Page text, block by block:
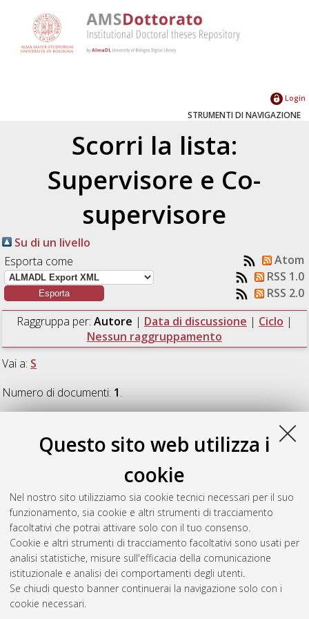
Questo sito web utilizza i
cookie
Nel nostro sito utilizziamo sia cookie tecnici necessari per il suo
funzionamento, sia cookie e altri strumenti di tracciamento
facoltativi che potrai attivare solo con il tuo consenso.
Cookie e altri strumenti di tracciamento facoltativi sono usati per
analisi statistiche, misure sull'efficacia della comunicazione
istituzionale e analisi dei comportamenti degli utenti.
Se chiudi questo banner continuerai la navigazione solo con i
cookie necessari.
Login
STRUMENTI DI NAVIGAZIONE
Scorri la lista:
Supervisore e Co-
supervisore
Su di un livello
Esporta come
Atom
RSS 1.0
RSS 2.0
Raggruppa per: Autore | Data di discussione | Ciclo |
Nessun raggruppamento
Vai a: S
Numero di documenti: 1.
Design, development and guidance of
, [Dissertation thesis], Alma Mater
Studiorum Università di Bologna. Dottorato di ricerca in
Ingegneria biomedica, elettrica e dei sistemi , 34 Ciclo. DOI
10.48676/unibo/amsdottorato/10221.
Questa lista e' stata generata ilFri Aug 7 20:43:41 2026 CEST
Atom